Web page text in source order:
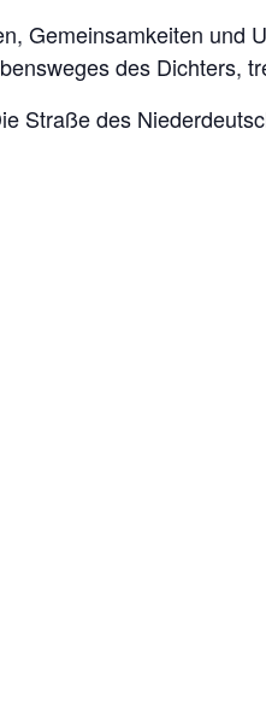
Gemeinsamkeiten und
des Dichters,
Straße des